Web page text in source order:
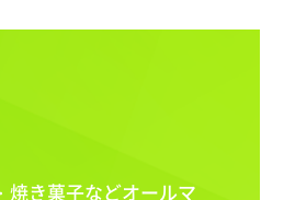
き菓子などオールマ